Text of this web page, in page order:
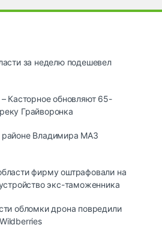
за неделю подешевел
Касторное обновляют 65-
Грайворонка
Владимира МАЗ
фирму оштрафовали на
экс-таможенника
обломки дрона повредили